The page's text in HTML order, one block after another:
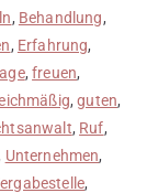
, Behandlung,
, Erfahrung,
,freuen,
,guten,
, Ruf,
Unternehmen,
,